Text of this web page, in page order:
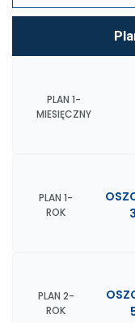
PLAN 1-
MIESIĘCZNY
PLAN 1-
ROK
PLAN 2-
ROK